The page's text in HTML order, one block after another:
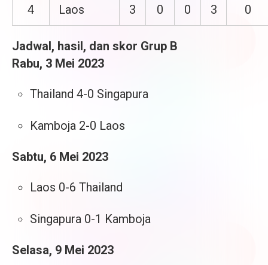
4 Laos 3 0 0 3 0
Jadwal, hasil, dan skor Grup B
Rabu, 3 Mei 2023
Thailand 4-0 Singapura
Kamboja 2-0 Laos
Sabtu, 6 Mei 2023
Laos 0-6 Thailand
Singapura 0-1 Kamboja
Selasa, 9 Mei 2023